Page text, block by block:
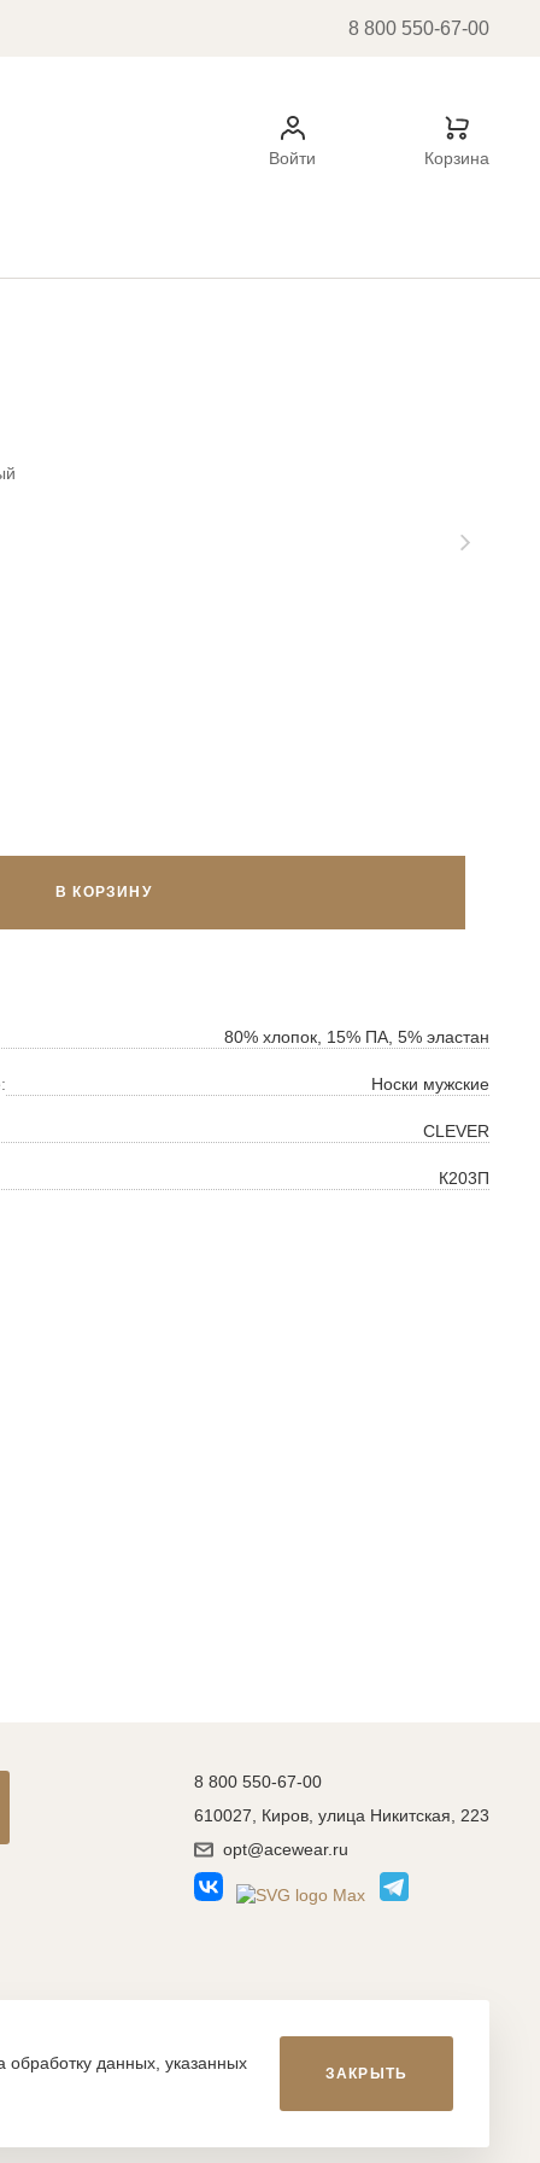
8 800 550-67-00
Войти Корзина
В КОРЗИНУ
80% хлопок, 15% ПА, 5% эластан
Носки мужские
CLEVER
К203П
8 800 550-67-00
610027, Киров, улица Никитская, 223
opt@acewear.ru
фотографиями, иллюстрациями и т.д., являются
обработку данных, указанных
ЗАКРЫТЬ